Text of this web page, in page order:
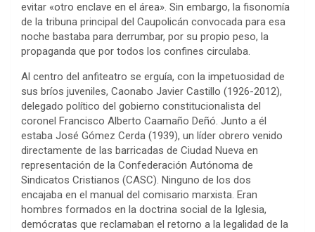
evitar «otro enclave en el área». Sin embargo, la fisonomía
de la tribuna principal del Caupolicán convocada para esa
noche bastaba para derrumbar, por su propio peso, la
propaganda que por todos los confines circulaba.
Al centro del anfiteatro se erguía, con la impetuosidad de
sus bríos juveniles, Caonabo Javier Castillo (1926-2012),
delegado político del gobierno constitucionalista del
coronel Francisco Alberto Caamaño Deñó. Junto a él
estaba José Gómez Cerda (1939), un líder obrero venido
directamente de las barricadas de Ciudad Nueva en
representación de la Confederación Autónoma de
Sindicatos Cristianos (CASC). Ninguno de los dos
encajaba en el manual del comisario marxista. Eran
hombres formados en la doctrina social de la Iglesia,
demócratas que reclamaban el retorno a la legalidad de la